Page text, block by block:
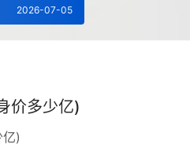
2026-07-05
价多少亿)
)